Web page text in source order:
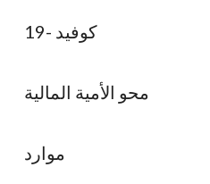
كوفيد -19
محو الأمية المالية
موارد